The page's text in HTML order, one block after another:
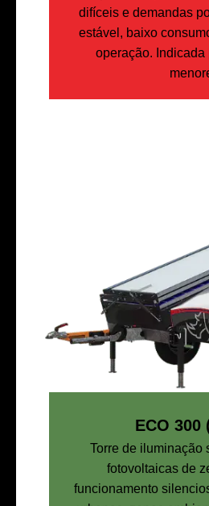
difíceis e demandas
estável, baixo
operação. Indicada
ECO 300
Torre de iluminação
fotovoltaicas de
funcionamento